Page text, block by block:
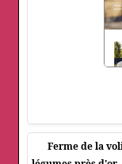
Ferme de la